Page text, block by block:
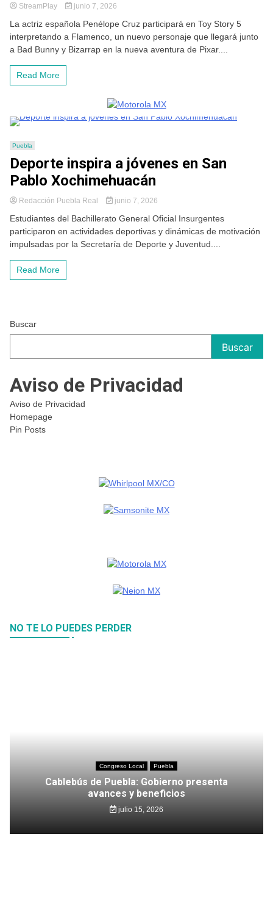
StreamPlay junio 7, 2026
La actriz española Penélope Cruz participará en Toy Story 5
interpretando a Flamenco, un nuevo personaje que llegará junto
a Bad Bunny y Bizarrap en la nueva aventura de Pixar....
Read More
Puebla
Deporte inspira a jóvenes en San
Pablo Xochimehuacán
Redacción Puebla Real junio 7, 2026
Estudiantes del Bachillerato General Oficial Insurgentes
participaron en actividades deportivas y dinámicas de motivación
impulsadas por la Secretaría de Deporte y Juventud....
Read More
Buscar
Buscar
Aviso de Privacidad
Aviso de Privacidad
Homepage
Pin Posts
NO TE LO PUEDES PERDER
Congreso Local Puebla
Cablebús de Puebla: Gobierno presenta
avances y beneficios
julio 15, 2026